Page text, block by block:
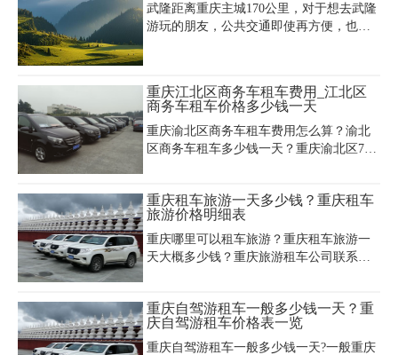
武隆距离重庆主城170公里，对于想去武隆
游玩的朋友，公共交通即使再方便，也得
同，小编为你提供一份在重庆租车公司租
车时得到的一份报价单，重庆租车去武隆
价格一目了然。
重庆江北区商务车租车费用_江北区
商务车租车价格多少钱一天
重庆渝北区商务车租车费用怎么算？渝北
区商务车租车多少钱一天？重庆渝北区7座
租车吗？重庆租车公司专业为包括渝北区
在内的重庆主城区范围内的市民及来渝游
客提供优质的重庆商务车7座9座11座14座
等汽车租赁服务。
重庆租车旅游一天多少钱？重庆租车
旅游价格明细表
重庆哪里可以租车旅游？重庆租车旅游一
天大概多少钱？重庆旅游租车公司联系方
游租车包车带司机、重庆旅游租车攻略
等，重庆旅游租车车辆配置多样，越野
车、商务车，轿车、大中巴车、旅游大
重庆自驾游租车一般多少钱一天？重
庆自驾游租车价格表一览
重庆自驾游租车一般多少钱一天?一般重庆